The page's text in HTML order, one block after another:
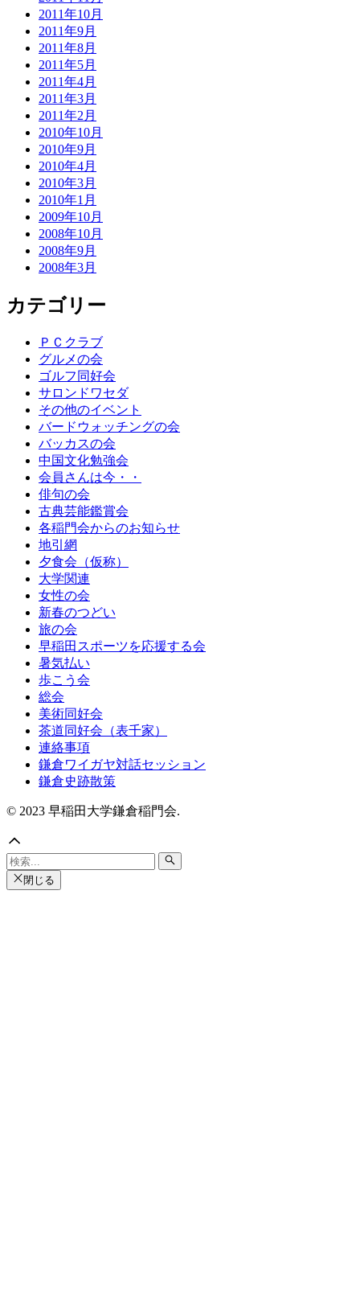
2011年10月
2011年9月
2011年8月
2011年5月
2011年4月
2011年3月
2011年2月
2010年10月
2010年9月
2010年4月
2010年3月
2010年1月
2009年10月
2008年10月
2008年9月
2008年3月
カテゴリー
ＰＣクラブ
グルメの会
ゴルフ同好会
サロンドワセダ
その他のイベント
バードウォッチングの会
バッカスの会
中国文化勉強会
会員さんは今・・
俳句の会
古典芸能鑑賞会
各稲門会からのお知らせ
地引網
夕食会（仮称）
大学関連
女性の会
新春のつどい
旅の会
早稲田スポーツを応援する会
暑気払い
歩こう会
総会
美術同好会
茶道同好会（表千家）
連絡事項
鎌倉ワイガヤ対話セッション
鎌倉史跡散策
© 2023 早稲田大学鎌倉稲門会.
閉じる